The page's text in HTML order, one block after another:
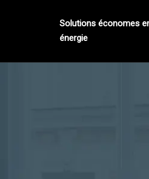
Solutions économes
énergie